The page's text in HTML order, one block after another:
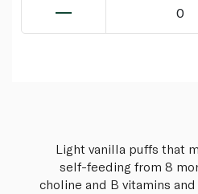
0
Light vanilla puffs that
self-feeding from 8
choline and B vitamins